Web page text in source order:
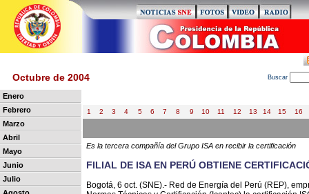
Octubre de 2004 Buscar
Enero
Febrero
Marzo
Abril
Mayo
Junio
Julio
1 2 3 4 5 6 7 8 9 10 11 12 13 14 15 16
Es la tercera compañía del Grupo ISA en recibir la certificación
FILIAL DE ISA EN PERÚ OBTIENE
Bogotá, 6 oct. (SNE).- Red de Energía del Perú (REP),